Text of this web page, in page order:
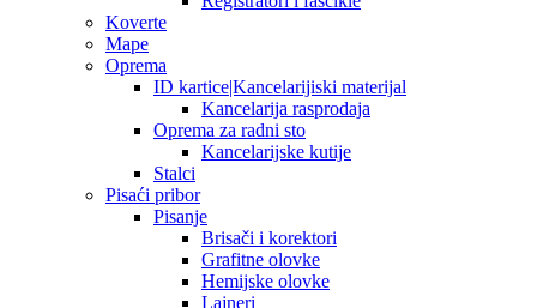
Koverte
Mape
Oprema
ID kartice|Kancelarijiski materijal
Kancelarija rasprodaja
Oprema za radni sto
Kancelarijske kutije
Stalci
Pisaći pribor
Pisanje
Brisači i korektori
Grafitne olovke
Hemijske olovke
Lajneri